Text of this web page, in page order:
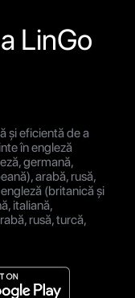
LinGo
și eficientă de a
în engleză
germană,
arabă, rusă,
(britanică și
italiană,
rusă, turcă,